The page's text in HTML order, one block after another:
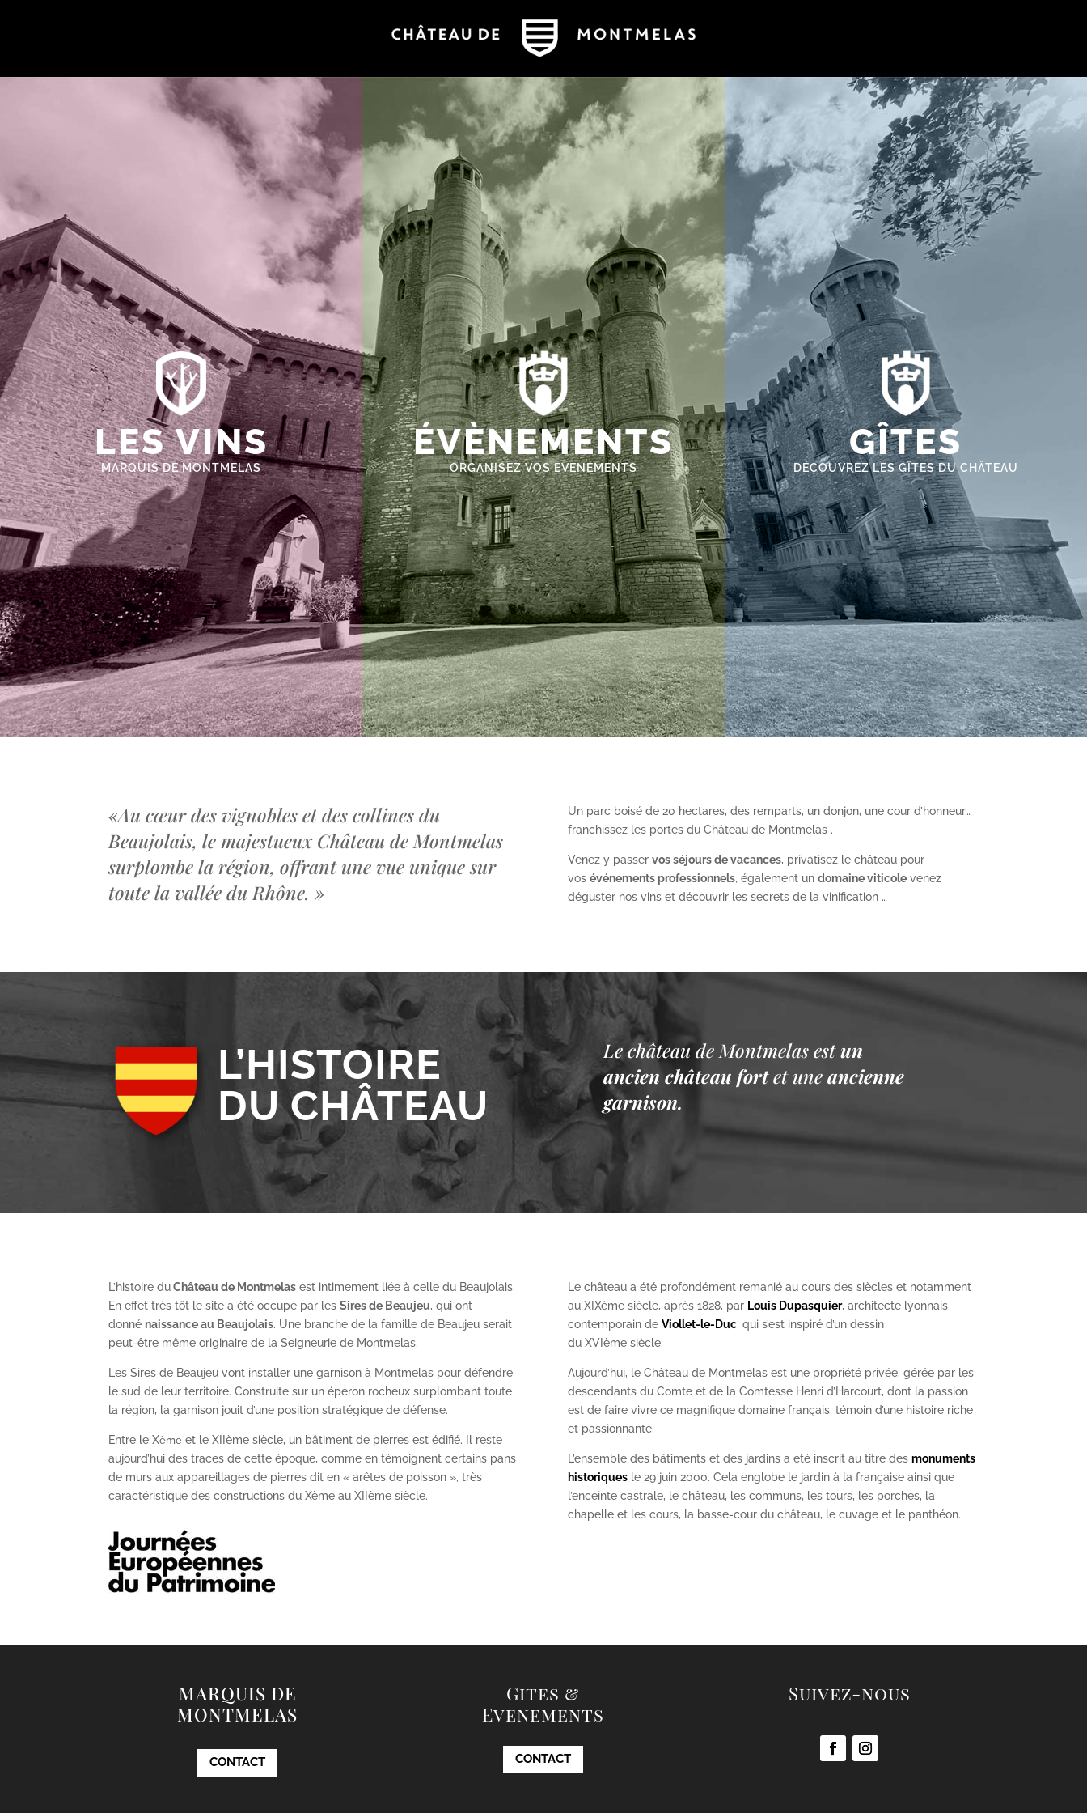
LES VINS
MARQUIS DE MONTMELAS
ÉVÈNEMENTS
ORGANISEZ VOS EVENEMENTS
GÎTES
DÉCOUVREZ LES GÎTES DU CHÂTEAU
«Au cœur des vignobles et des collines du
Beaujolais, le majestueux Château de Montmelas
surplombe la région, offrant une vue unique sur
toute la vallée du Rhône. »
Un parc boisé de 20 hectares, des remparts, un donjon, une cour d’honneur…
franchissez les portes du Château de Montmelas .
Venez y passer vos séjours de vacances, privatisez le château pour
vos événements professionnels, également un domaine viticolevenez
déguster nos vins et découvrir les secrets de la vinification …
L’HISTOIRE
DU CHÂTEAU
Le château de Montmelas est un
ancien château fort et une ancienne
garnison.
L’histoire duChâteau de Montmelas est intimement liée à celle du Beaujolais.
En effet très tôt le site a été occupé par lesSires de Beaujeu, qui ont
donné naissance au Beaujolais. Une branche de la famille de Beaujeu serait
peut-être même originaire de la Seigneurie de Montmelas.
Les Sires de Beaujeu vont installer une garnison à Montmelas pour défendre
le sud de leur territoire. Construite sur un éperon rocheux surplombant toute
la région, la garnison jouit d’une position stratégique de défense.
Entre le Xème et le XIIème siècle, un bâtiment de pierres est édifié. Il reste
aujourd’hui des traces de cette époque, comme en témoignent certains pans
de murs aux appareillages de pierres dit en « arêtes de poisson », très
caractéristique des constructions du Xème au XIIème siècle.
Le château a été profondément remanié au cours des siècles et notamment
au XIXèmesiècle, après 1828, par Louis Dupasquier, architecte lyonnais
contemporain de Viollet-le-Duc, qui s’est inspiré d’un dessin
du XVI èmesiècle.
Aujourd’hui, le Château de Montmelas est une propriété privée, gérée par les
descendants du Comte et de la Comtesse Henri d’Harcourt, dont la passion
est de faire vivre ce magnifique domaine français, témoin d’une histoire riche
et passionnante.
L’ensemble des bâtiments et des jardins a été inscrit au titre des monuments
historiquesle 29 juin 2000. Cela englobe le jardin à la française ainsi que
l’enceinte castrale, le château, les communs, les tours, les porches, la
chapelle et les cours, la basse-cour du château, le cuvage et le panthéon.
MARQUIS DE
MONTMELAS
CONTACT
Gites &
Evenements
CONTACT
Suivez-nous